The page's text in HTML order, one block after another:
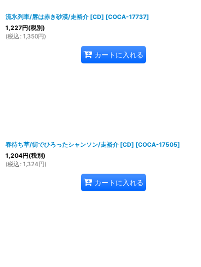
流氷列車/唇は赤き砂漠/走裕介 [CD] [COCA-17737]
1,227円(税別)
(税込 : 1,350円)
カートに入れる
春待ち草/街でひろったシャンソン/走裕介 [CD] [COCA-17505]
1,204円(税別)
(税込 : 1,324円)
カートに入れる